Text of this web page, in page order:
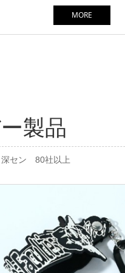
MORE
製品
セン 80社以上